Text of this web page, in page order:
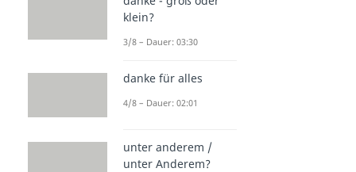
klein?
3/8 – Dauer: 03:30
danke für alles
4/8 – Dauer: 02:01
unter anderem /
unter Anderem?